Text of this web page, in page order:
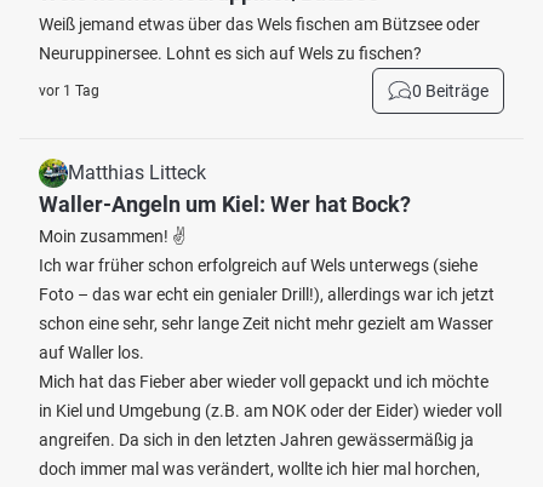
Weiß jemand etwas über das Wels fischen am Bützsee oder
Neuruppinersee. Lohnt es sich auf Wels zu fischen?
vor 1 Tag 0 Beiträge
Matthias Litteck
Waller-Angeln um Kiel: Wer hat Bock?
Moin zusammen! ✌️
Ich war früher schon erfolgreich auf Wels unterwegs (siehe
Foto – das war echt ein genialer Drill!), allerdings war ich jetzt
schon eine sehr, sehr lange Zeit nicht mehr gezielt am Wasser
auf Waller los.
Mich hat das Fieber aber wieder voll gepackt und ich möchte
in Kiel und Umgebung (z.B. am NOK oder der Eider) wieder voll
angreifen. Da sich in den letzten Jahren gewässermäßig ja
doch immer mal was verändert, wollte ich hier mal horchen,